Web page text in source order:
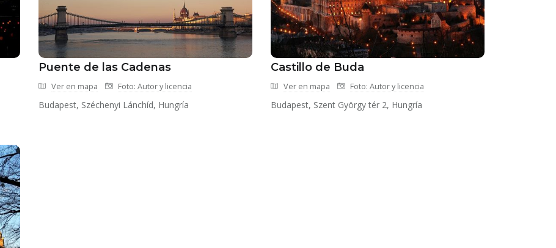
Puente de las Cadenas
Ver en mapa Foto: Autor y licencia
Budapest, Széchenyi Lánchíd, Hungría
Castillo de Buda
Ver en mapa Foto: Autor y licencia
Budapest, Szent György tér 2, Hungría